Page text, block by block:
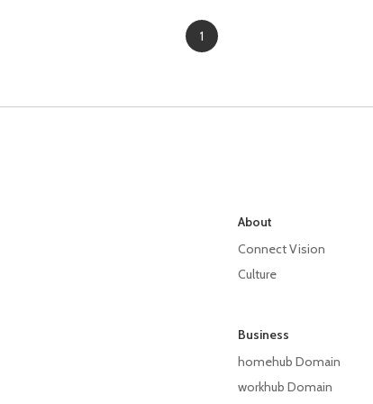
1
About
Connect Vision
Culture
Business
homehub Domain
workhub Domain